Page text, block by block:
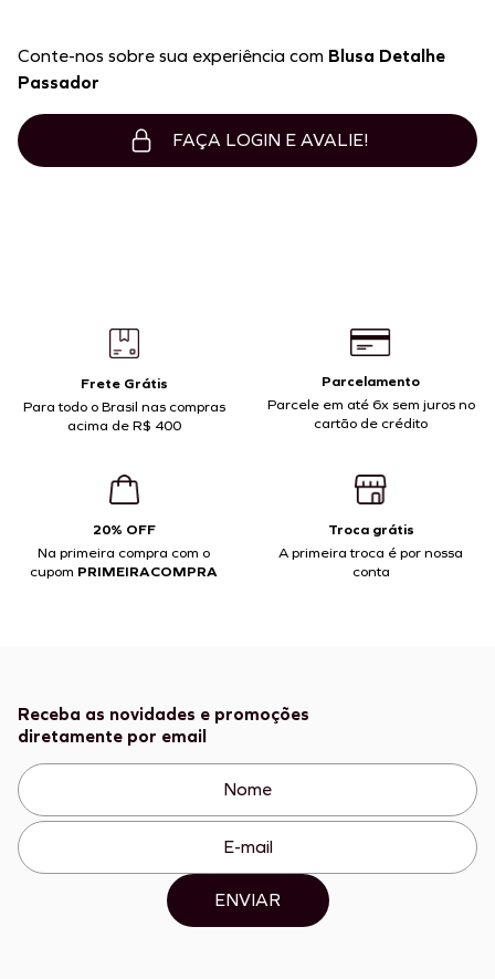
Conte-nos sobre sua experiência com Blusa Detalhe
Passador
FAÇA LOGIN E AVALIE!
Frete Grátis
Para todo o Brasil nas compras
acima de R$ 400
Parcelamento
Parcele em até 6x sem juros no
cartão de crédito
20% OFF
Na primeira compra com o
cupom PRIMEIRACOMPRA
Troca grátis
A primeira troca é por nossa
conta
Receba as novidades e promoções
diretamente por email
ENVIAR